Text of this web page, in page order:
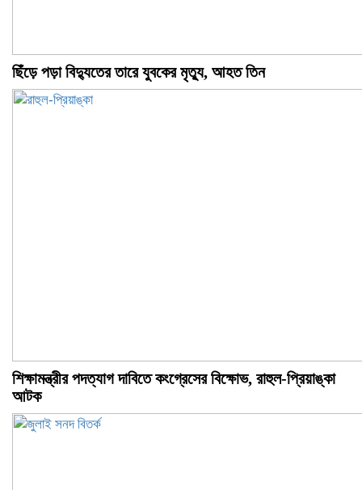
ছিঁড়ে পড়া বিদ্যুতের তারে যুবকের মৃত্যু, আহত তিন
শিক্ষামন্ত্রীর পদত্যাগ দাবিতে কংগ্রেসের বিক্ষোভ, রাহুল-প্রিয়াঙ্কা
আটক